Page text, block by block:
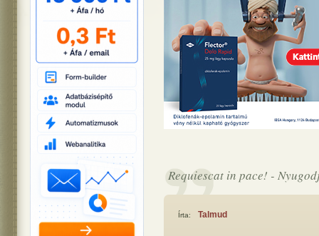
Requiescat in pace! -
Írta: Talmud